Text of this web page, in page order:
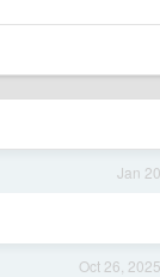
Jan 20
Oct 26, 2025